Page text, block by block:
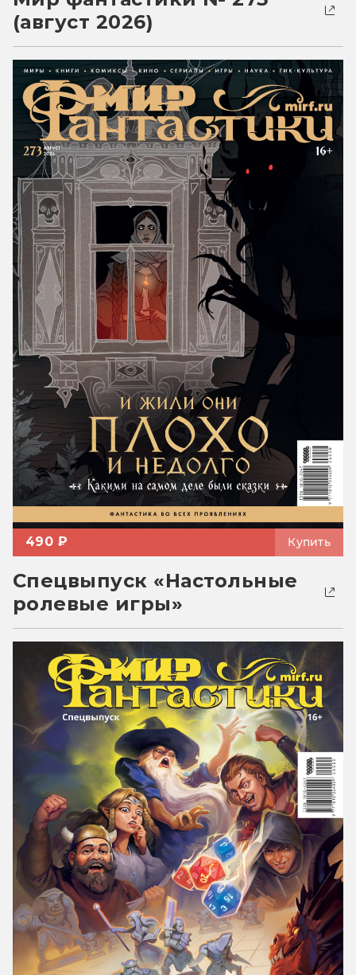
(август 2026)
490 ₽ Купить
Спецвыпуск «Настольные
ролевые игры»